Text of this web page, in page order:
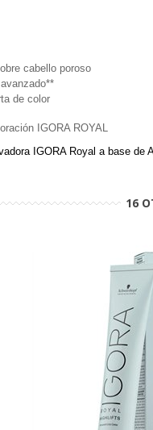
cabello poroso
de color
IGORA ROYAL
IGORA Royal a base de
16